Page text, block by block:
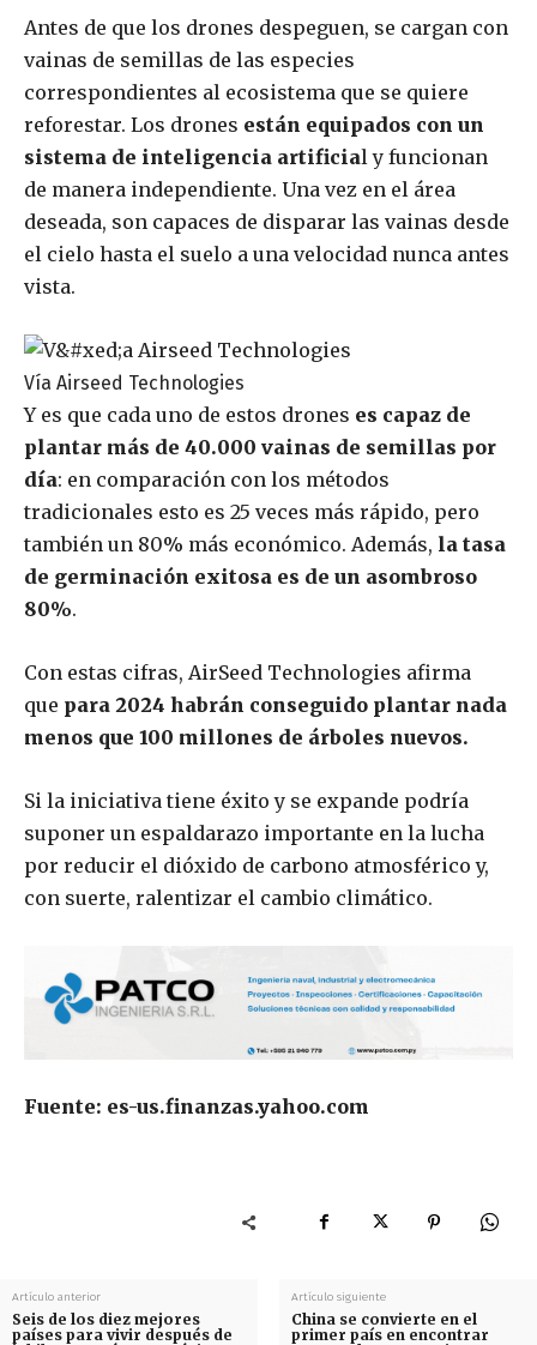
Antes de que los drones despeguen, se cargan con
vainas de semillas de las especies
correspondientes al ecosistema que se quiere
reforestar. Los drones están equipados con un
sistema de inteligencia artificial y funcionan
de manera independiente. Una vez en el área
deseada, son capaces de disparar las vainas desde
el cielo hasta el suelo a una velocidad nunca antes
vista.
Vía Airseed Technologies
Y es que cada uno de estos drones es capaz de
plantar más de 40.000 vainas de semillas por
día: en comparación con los métodos
tradicionales esto es 25 veces más rápido, pero
también un 80% más económico. Además, la tasa
de germinación exitosa es de un asombroso
80%.
Con estas cifras, AirSeed Technologies afirma
que para 2024 habrán conseguido plantar nada
menos que 100 millones de árboles nuevos.
Si la iniciativa tiene éxito y se expande podría
suponer un espaldarazo importante en la lucha
por reducir el dióxido de carbono atmosférico y,
con suerte, ralentizar el cambio climático.
Fuente: es-us.finanzas.yahoo.com
Artículo anterior
Seis de los diez mejores
países para vivir después de
Artículo siguiente
China se convierte en el
primer país en encontrar